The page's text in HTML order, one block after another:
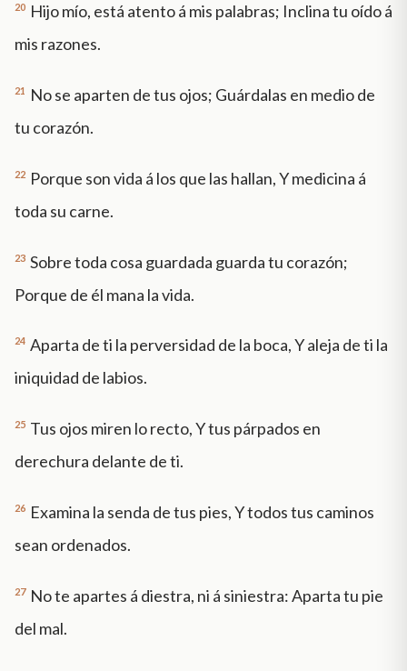
20 Hijo mío, está atento á mis palabras; Inclina tu oído á
mis razones.
21
No se aparten de tus ojos; Guárdalas en medio de
tu corazón.
22 Porque son vida á los que las hallan, Y medicina á
toda su carne.
23 Sobre toda cosa guardada guarda tu corazón;
Porque de él mana la vida.
24 Aparta de ti la perversidad de la boca, Y aleja de ti la
iniquidad de labios.
25 Tus ojos miren lo recto, Y tus párpados en
derechura delante de ti.
26 Examina la senda de tus pies, Y todos tus caminos
sean ordenados.
27 No te apartes á diestra, ni á siniestra: Aparta tu pie
del mal.